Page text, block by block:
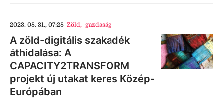
2023. 08. 31., 07:28 Zöld, gazdaság
A zöld-digitális szakadék
áthidalása: A
CAPACITY2TRANSFORM
projekt új utakat keres Közép-
Európában